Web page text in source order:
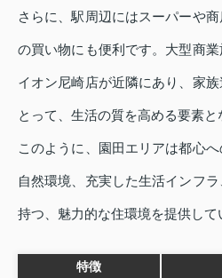
さらに、駅周辺にはスーパーや
の買い物にも便利です。大型商
イオン尼崎店が近隣にあり、家
とって、生活の質を高める要素と
このように、園田エリアは都心
自然環境、充実した生活インフ
持つ、魅力的な住環境を提供して
特徴